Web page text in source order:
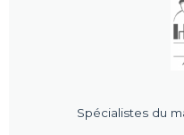
Spécialistes du